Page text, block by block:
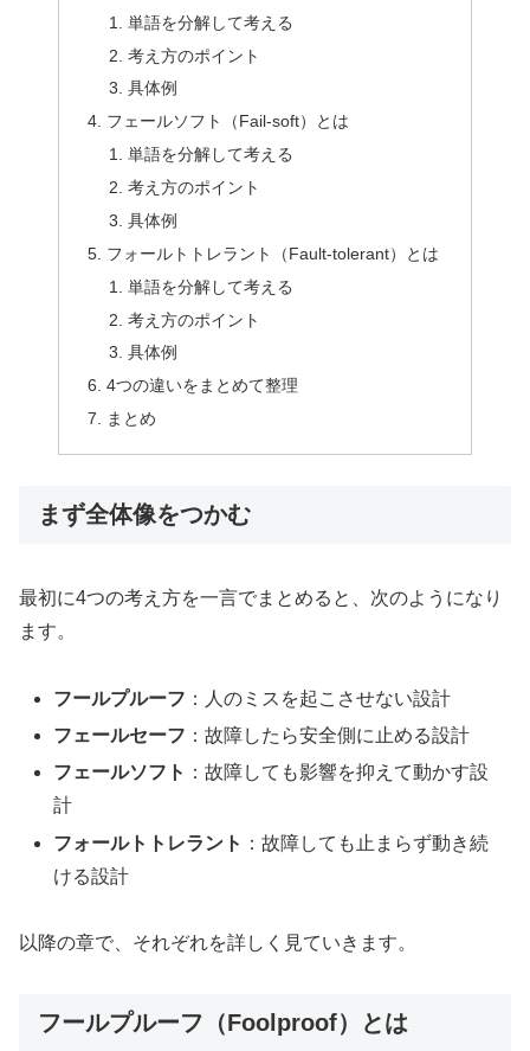
単語を分解して考える
考え方のポイント
具体例
フェールソフト（Fail-soft）とは
単語を分解して考える
考え方のポイント
具体例
フォールトトレラント（Fault-tolerant）とは
単語を分解して考える
考え方のポイント
具体例
4つの違いをまとめて整理
まとめ
まず全体像をつかむ
最初に4つの考え方を一言でまとめると、次のようになり
ます。
フールプルーフ ：人のミスを起こさせない設計
フェールセーフ ：故障したら安全側に止める設計
フェールソフト ：故障しても影響を抑えて動かす設
計
フォールトトレラント ：故障しても止まらず動き続
ける設計
以降の章で、それぞれを詳しく見ていきます。
フールプルーフ（Foolproof）とは